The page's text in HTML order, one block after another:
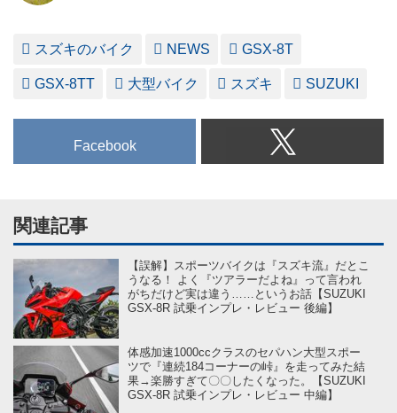
スズキのバイク NEWS GSX-8T
GSX-8TT 大型バイク スズキ SUZUKI
Facebook
関連記事
【誤解】スポーツバイクは『スズキ流』だとこ
うなる！ よく『ツアラーだよね』って言われ
がちだけど実は違う……というお話【SUZUKI
GSX-8R 試乗インプレ・レビュー 後編】
体感加速1000ccクラスのセパハン大型スポー
ツで『連続184コーナーの峠』を走ってみた結
果→楽勝すぎて〇〇したくなった。【SUZUKI
GSX-8R 試乗インプレ・レビュー 中編】